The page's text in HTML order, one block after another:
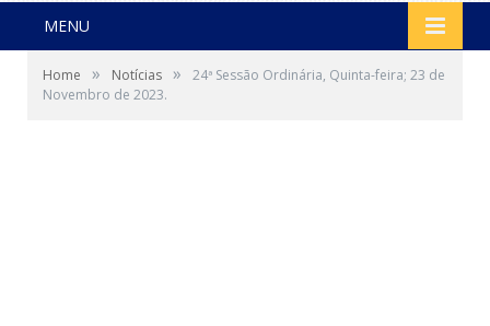
MENU
Home » Notícias »
24ª Sessão Ordinária, Quinta-feira; 23 de
Novembro de 2023.